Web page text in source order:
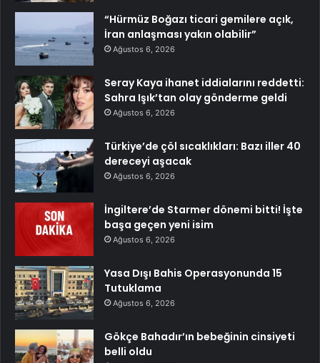
“Hürmüz Boğazı ticari gemilere açık,
İran anlaşması yakın olabilir”
Ağustos 6, 2026
Seray Kaya ihanet iddialarını reddetti:
Sahra Işık’tan olay gönderme geldi
Ağustos 6, 2026
Türkiye’de çöl sıcaklıkları: Bazı iller 40
dereceyi aşacak
Ağustos 6, 2026
İngiltere’de Starmer dönemi bitti! İşte
başa geçen yeni isim
Ağustos 6, 2026
Yasa Dışı Bahis Operasyonunda 15
Tutuklama
Ağustos 6, 2026
Gökçe Bahadır’ın bebeğinin cinsiyeti
belli oldu